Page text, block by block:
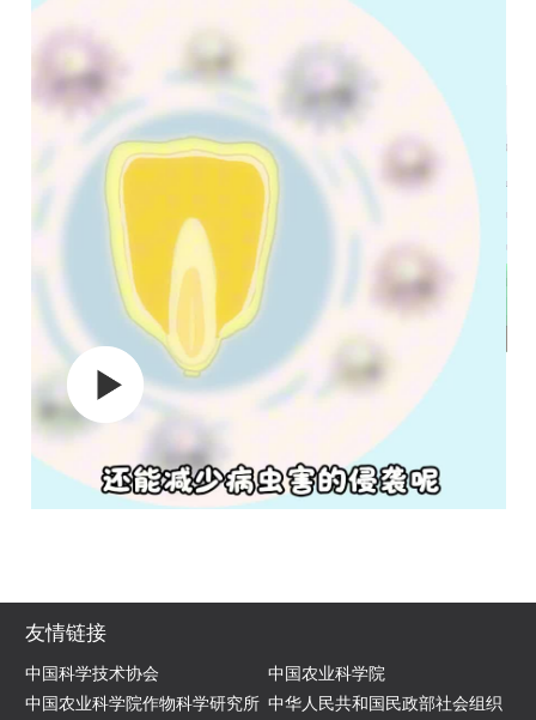
友情链接
中国科学技术协会
中国农业科学院
中国农业科学院作物科学研究所 中华人民共和国民政部社会组织